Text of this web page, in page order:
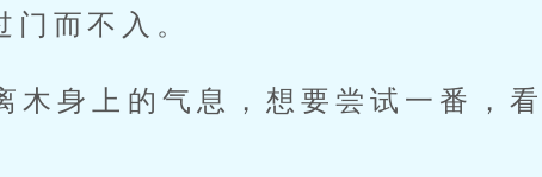
而不入。
木身上的气息，想要尝试一番，